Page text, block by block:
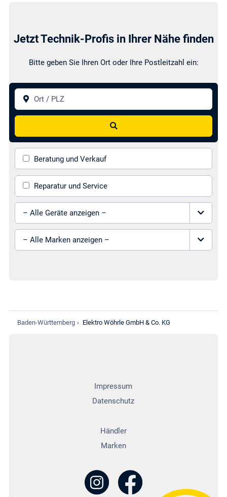
Montageservice Produkteinweisung
Qualifizierte
Fachwerkstatt
Entsorgung
Jetzt Technik-Profis in Ihrer Nähe finden
Bitte geben Sie Ihren Ort oder Ihre Postleitzahl ein:
Ort / PLZ
Suchen
Beratung und Verkauf
Reparatur und Service
Gerät auswählen
Marke auswählen
Baden-Württemberg › Elektro Wöhrle GmbH & Co. KG
Impressum
Datenschutz
Händler
Marken